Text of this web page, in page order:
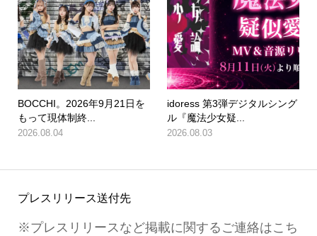
BOCCHI。2026年9月21日を
もって現体制終...
2026.08.04
idoress 第3弾デジタルシング
ル『魔法少女疑...
2026.08.03
プレスリリース送付先
※プレスリリースなど掲載に関するご連絡はこち